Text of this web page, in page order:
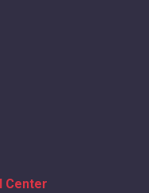
Center